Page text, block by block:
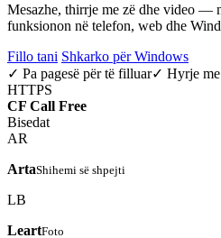
Mesazhe, thirrje me zë dhe video —
funksionon në telefon, web dhe
Fillo tani Shkarko për Windows
✓ Pa pagesë për të filluar✓ Hyrje me
HTTPS
CF Call Free
Bisedat
AR
ArtaShihemi së shpejti
LB
LeartFoto